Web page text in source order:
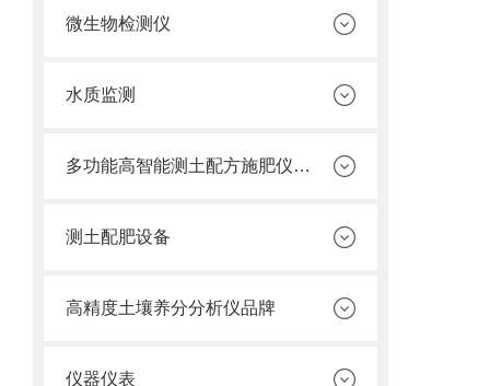
微生物检测仪
水质监测
多功能高智能测土配方施肥仪价格
测土配肥设备
高精度土壤养分分析仪品牌
仪器仪表